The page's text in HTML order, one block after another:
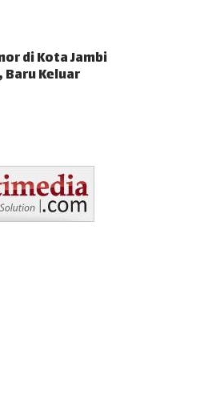
di Kota Jambi
Keluar